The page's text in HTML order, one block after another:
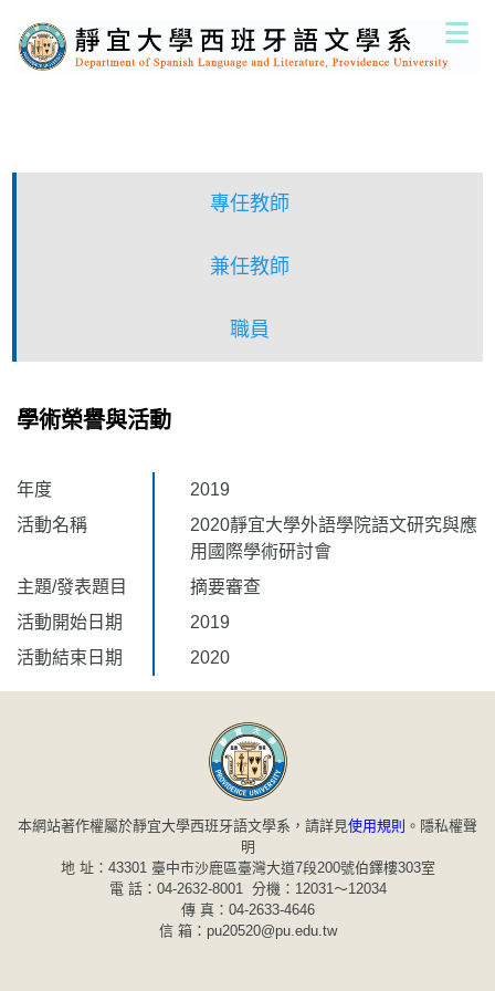
到
主
專任教師
兼任教師
職員
學術榮譽與活動
年度
2019
活動名稱
2020靜宜大學外語學院語文研究與應
用國際學術研討會
主題/發表題目
摘要審查
活動開始日期
2019
活動結束日期
2020
本網站著作權屬於靜宜大學西班牙語文學系，請詳見使用規則 。 隱私權聲
明
地 址：43301 臺中市沙鹿區臺灣大道7段200號伯鐸樓303室
電 話：04-2632-8001 分機：12031～12034
傳 真：04-2633-4646
信 箱：pu20520@pu.edu.tw